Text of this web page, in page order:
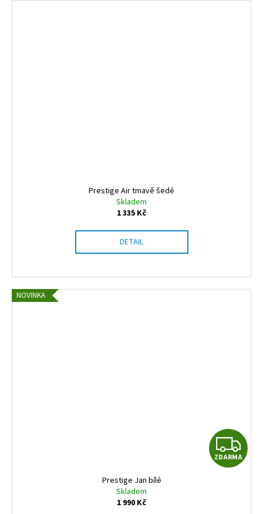
Prestige Air tmavě šedé
Skladem
1 335 Kč
DETAIL
NOVINKA
Z
D
ZDARMA
Prestige Jan bílé
Skladem
1 990 Kč